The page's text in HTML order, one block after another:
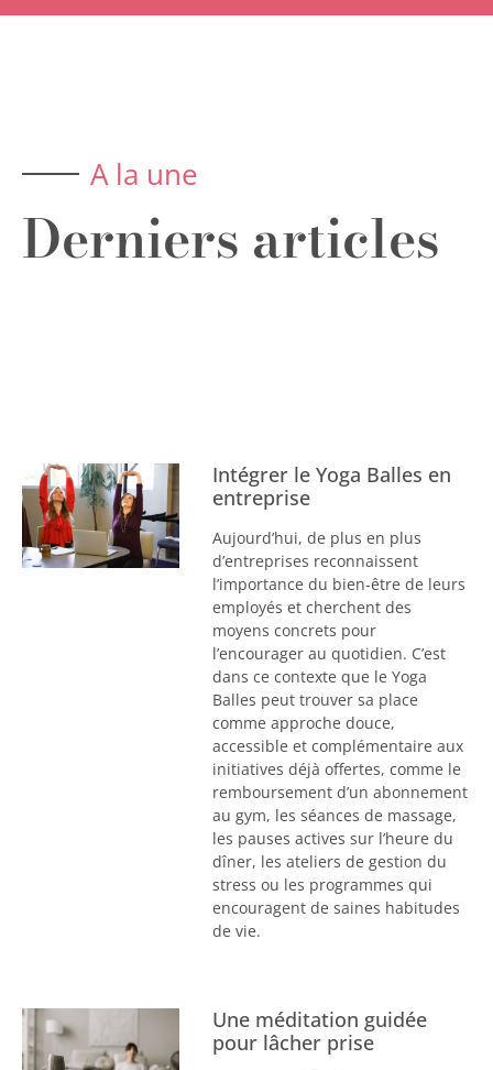
A la une
Derniers articles
Intégrer le Yoga Balles en
entreprise
Aujourd’hui, de plus en plus
d’entreprises reconnaissent
l’importance du bien-être de leurs
employés et cherchent des
moyens concrets pour
l’encourager au quotidien. C’est
dans ce contexte que le Yoga
Balles peut trouver sa place
comme approche douce,
accessible et complémentaire aux
initiatives déjà offertes, comme le
remboursement d’un abonnement
au gym, les séances de massage,
les pauses actives sur l’heure du
dîner, les ateliers de gestion du
stress ou les programmes qui
encouragent de saines habitudes
de vie.
Une méditation guidée
pour lâcher prise